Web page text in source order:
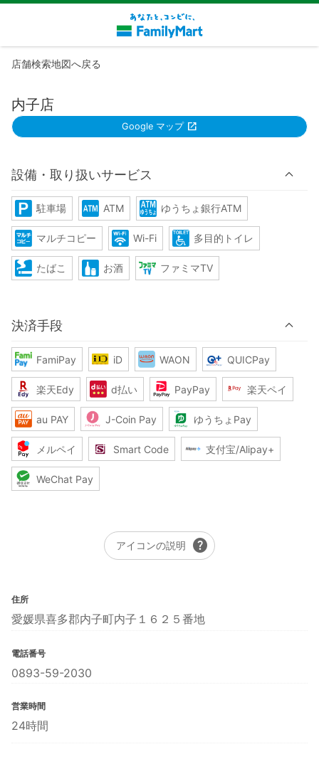
店舗検索地図へ戻る
内子店
Google マップ
設備・取り扱いサービス
駐車場 ATM ゆうちょ銀行ATM
マルチコピー Wi-Fi 多目的トイレ
たばこ お酒 ファミマTV
決済手段
FamiPay iD WAON QUICPay
楽天Edy d払い PayPay 楽天ペイ
au PAY J-Coin Pay ゆうちょPay
メルペイ Smart Code 支付宝/Alipay+
WeChat Pay
アイコンの説明 help
住所
愛媛県喜多郡内子町内子１６２５番地
電話番号
0893-59-2030
営業時間
24時間